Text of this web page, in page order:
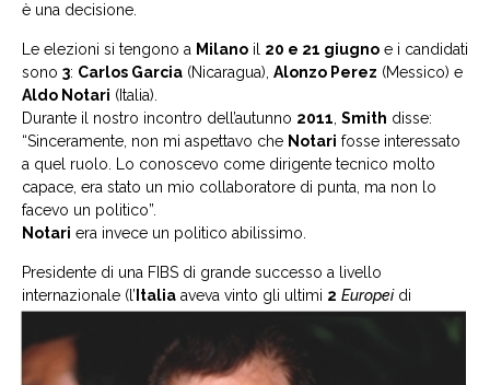
è una decisione.
Le elezioni si tengono a Milano il 20 e 21 giugno e i candidati
sono 3: Carlos Garcia (Nicaragua), Alonzo Perez (Messico) e
Aldo Notari (Italia).
Durante il nostro incontro dell’autunno 2011, Smith disse:
“Sinceramente, non mi aspettavo che Notari fosse interessato
a quel ruolo. Lo conoscevo come dirigente tecnico molto
capace, era stato un mio collaboratore di punta, ma non lo
facevo un politico”.
Notari era invece un politico abilissimo.
Presidente di una FIBS di grande successo a livello
internazionale (l’ Italia aveva vinto gli ultimi 2 Europeidi